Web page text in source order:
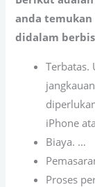
anda
didalam
Terbatas.
iPhone
Biaya. …
Proses